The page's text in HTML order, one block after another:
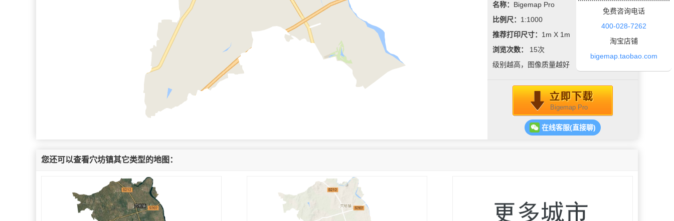
名称： Bigemap Pro
比例尺： 1:1000
推荐打印尺寸： 1m X 1m
浏览次数： 15次
级别越高，图像质量越好
Bigemap Pro
在线客服(直接聊)
您还可以查看穴坊镇其它类型的地图：
免费咨询电话
400-028-7262
淘宝店铺
bigemap.taobao.com